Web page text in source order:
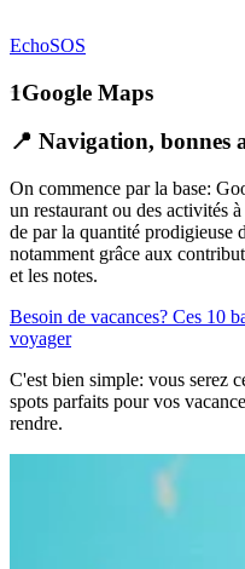
EchoSOS
Google Maps
📍 Navigation, bonnes
On commence par la base:
un restaurant ou des activités
de par la quantité prodigieuse
notamment grâce aux
et les notes.
Besoin de vacances? Ces 10
voyager
C'est bien simple: vous serez
spots parfaits pour vos
rendre.